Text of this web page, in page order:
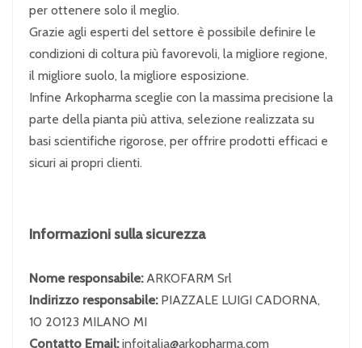
per ottenere solo il meglio.
Grazie agli esperti del settore è possibile definire le
condizioni di coltura più favorevoli, la migliore regione,
il migliore suolo, la migliore esposizione.
Infine Arkopharma sceglie con la massima precisione la
parte della pianta più attiva, selezione realizzata su
basi scientifiche rigorose, per offrire prodotti efficaci e
sicuri ai propri clienti.
Informazioni sulla sicurezza
Nome responsabile: ARKOFARM Srl
Indirizzo responsabile: PIAZZALE LUIGI CADORNA,
10 20123 MILANO MI
Contatto Email:infoitalia@arkopharma.com